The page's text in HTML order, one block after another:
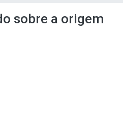
sobre a origem